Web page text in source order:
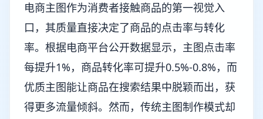
电商主图作为消费者接触商品的第一视觉入
口，其质量直接决定了商品的点击率与转化
率。根据电商平台公开数据显示，主图点击率
每提升1%，商品转化率可提升0.5%-0.8%，而
优质主图能让商品在搜索结果中脱颖而出，获
得更多流量倾斜。然而，传统主图制作模式却